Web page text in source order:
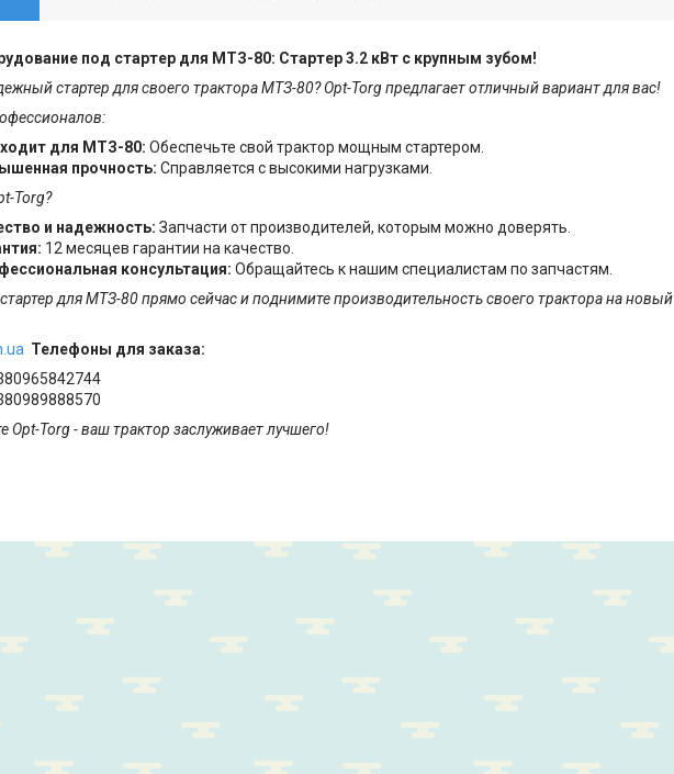
под стартер для МТЗ-80: Стартер 3.2 кВт с крупным зубом!
стартер для своего трактора МТЗ-80? Opt-Torg предлагает отличный вариант для вас!
для МТЗ-80: Обеспечьте свой трактор мощным стартером.
прочность: Справляется с высокими нагрузками.
Torg?
и надежность: Запчасти от производителей, которым можно доверять.
12 месяцев гарантии на качество.
консультация: Обращайтесь к нашим специалистам по запчастям.
для МТЗ-80 прямо сейчас и поднимите производительность своего трактора на новый
Телефоны для заказа:
Opt-Torg - ваш трактор заслуживает лучшего!